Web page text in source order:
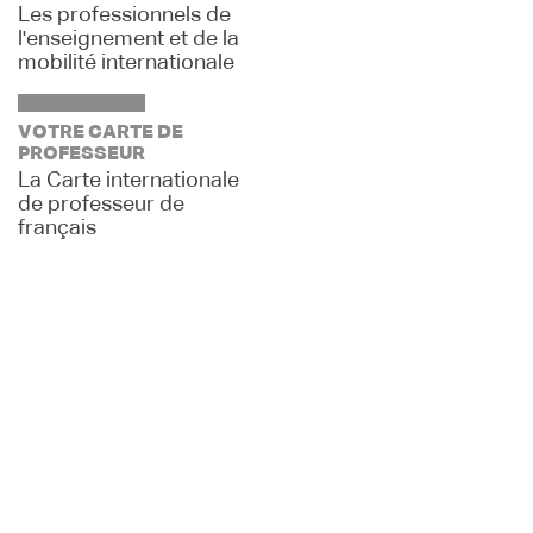
Les professionnels de
l'enseignement et de la
mobilité internationale
VOTRE CARTE DE
PROFESSEUR
La Carte internationale
de professeur de
français